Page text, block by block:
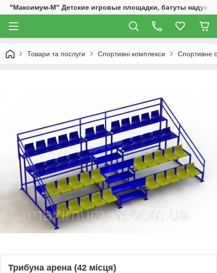
"Максимум-М" Детские игровые площадки, батуты
Товари та послуги Спортивні комплекси Спортивне
Трибуна арена (42 місця)